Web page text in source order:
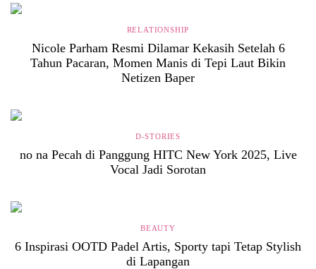
RELATIONSHIP
Nicole Parham Resmi Dilamar Kekasih Setelah 6
Tahun Pacaran, Momen Manis di Tepi Laut Bikin
Netizen Baper
D-STORIES
no na Pecah di Panggung HITC New York 2025, Live
Vocal Jadi Sorotan
BEAUTY
6 Inspirasi OOTD Padel Artis, Sporty tapi Tetap Stylish
di Lapangan